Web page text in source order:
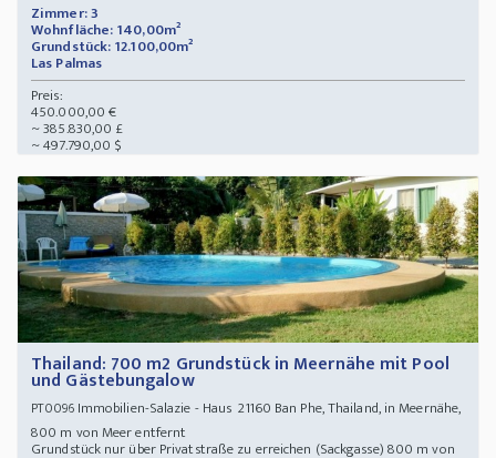
Zimmer: 3
Wohnfläche: 140,00m²
Grundstück: 12.100,00m²
Las Palmas
Preis:
450.000,00 €
~ 385.830,00 £
~ 497.790,00 $
Thailand: 700 m2 Grundstück in Meernähe mit Pool
und Gästebungalow
PT0096Immobilien-Salazie - Haus 21160 Ban Phe, Thailand, in Meernähe,
800 m von Meer entfernt
Grundstück nur über Privatstraße zu erreichen (Sackgasse) 800 m von